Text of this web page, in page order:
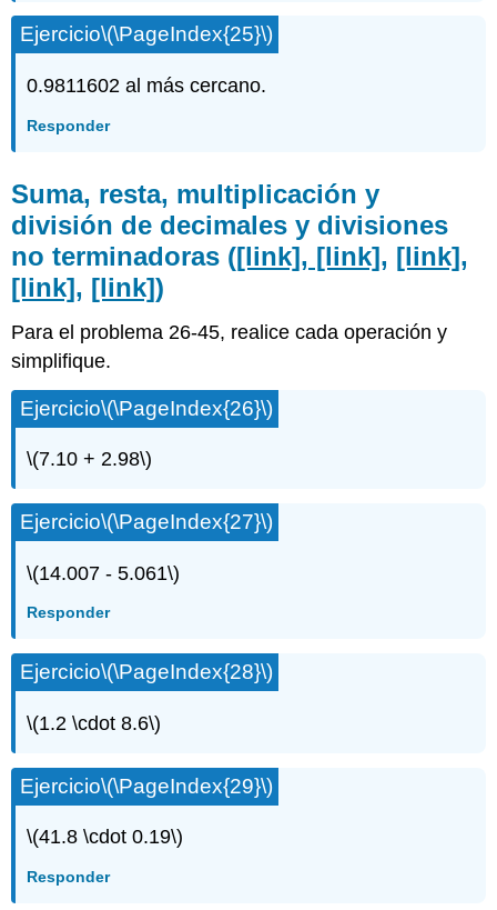
Ejercicio\(\PageIndex{25}\)
0.9811602 al más cercano.
Responder
Suma, resta, multiplicación y
división de decimales y divisiones
no terminadoras ([link], [link], [link],
[link], [link])
Para el problema 26-45, realice cada operación y
simplifique.
Ejercicio\(\PageIndex{26}\)
\(7.10 + 2.98\)
Ejercicio\(\PageIndex{27}\)
\(14.007 - 5.061\)
Responder
Ejercicio\(\PageIndex{28}\)
\(1.2 \cdot 8.6\)
Ejercicio\(\PageIndex{29}\)
\(41.8 \cdot 0.19\)
Responder